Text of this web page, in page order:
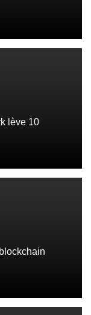
lève 10